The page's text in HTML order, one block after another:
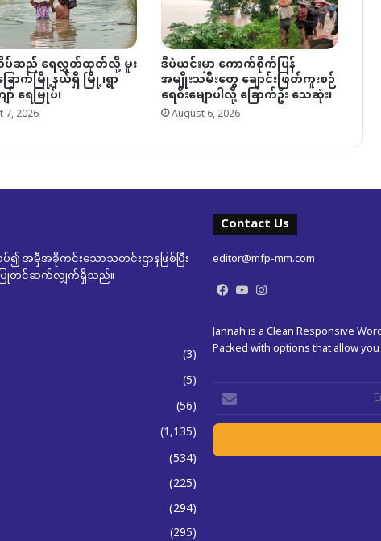
ပ်ဆည် ရေလွှတ်ထုတ်လို့ မူး
ြောက်မြို့နယ်ရှိ မြို့၊ရွာ
ာ် ရေမြုပ်၊
7, 2026
ဒီပဲယင်းမှာ ကောက်စိုက်ပြန်
အမျိုးသမီးတွေ ချောင်းဖြတ်ကူးစဉ်
ရေစီးမျောပါလို့ ခြောက်ဦး သေဆုံး၊
August 6, 2026
၍ အမှီအခိုကင်းသောသတင်းဌာနဖြစ်ပြီး
းပြုတင်ဆက်လျှက်ရှိသည်။
(3)
(5)
(56)
(1,135)
(534)
(225)
(294)
(295)
Contact Us
editor@mfp-mm.com
Facebook
YouTube
Jannah is a Clean Responsive
Packed with options that allow
Enter
your
Email